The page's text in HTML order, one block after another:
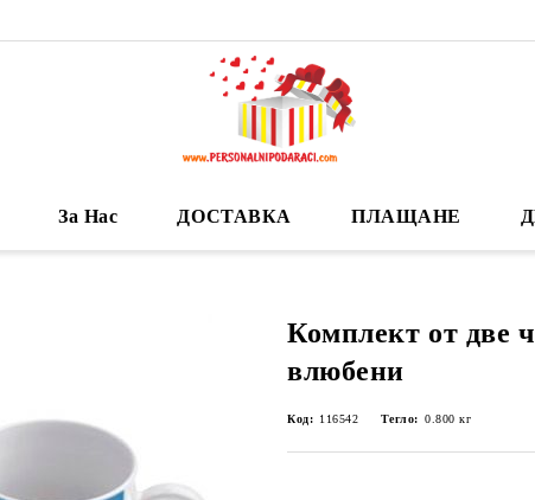
За Нас ДОСТАВКА ПЛАЩАНЕ
Комплект от две
влюбени
Код: 116542 Тегло: 0.800 кг